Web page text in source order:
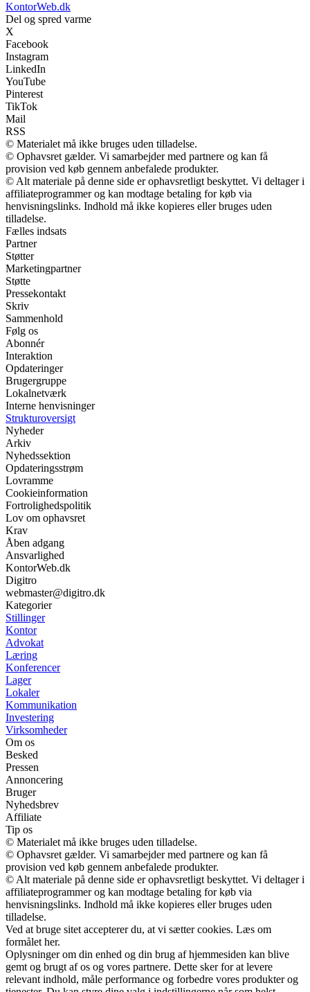
KontorWeb.dk
Del og spred varme
X
Facebook
Instagram
LinkedIn
YouTube
Pinterest
TikTok
Mail
RSS
© Materialet må ikke bruges uden tilladelse.
© Ophavsret gælder. Vi samarbejder med partnere og kan få
provision ved køb gennem anbefalede produkter.
© Alt materiale på denne side er ophavsretligt beskyttet. Vi deltager i
affiliateprogrammer og kan modtage betaling for køb via
henvisningslinks. Indhold må ikke kopieres eller bruges uden
tilladelse.
Fælles indsats
Partner
Støtter
Marketingpartner
Støtte
Pressekontakt
Skriv
Sammenhold
Følg os
Abonnér
Interaktion
Opdateringer
Brugergruppe
Lokalnetværk
Interne henvisninger
Strukturoversigt
Nyheder
Arkiv
Nyhedssektion
Opdateringsstrøm
Lovramme
Cookieinformation
Fortrolighedspolitik
Lov om ophavsret
Krav
Åben adgang
Ansvarlighed
KontorWeb.dk
Digitro
webmaster@digitro.dk
Kategorier
Stillinger
Kontor
Advokat
Læring
Konferencer
Lager
Lokaler
Kommunikation
Investering
Virksomheder
Om os
Besked
Pressen
Annoncering
Bruger
Nyhedsbrev
Affiliate
Tip os
© Materialet må ikke bruges uden tilladelse.
© Ophavsret gælder. Vi samarbejder med partnere og kan få
provision ved køb gennem anbefalede produkter.
© Alt materiale på denne side er ophavsretligt beskyttet. Vi deltager i
affiliateprogrammer og kan modtage betaling for køb via
henvisningslinks. Indhold må ikke kopieres eller bruges uden
tilladelse.
Ved at bruge sitet accepterer du, at vi sætter cookies. Læs om
formålet her.
Oplysninger om din enhed og din brug af hjemmesiden kan blive
gemt og brugt af os og vores partnere. Dette sker for at levere
relevant indhold, måle performance og forbedre vores produkter og